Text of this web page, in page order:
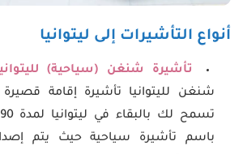
أنواع التأشيرات إلى ليتوانيا
تأشيرة شنغن (سياحية)
باسم تأشيرة سياحية حيث يتم